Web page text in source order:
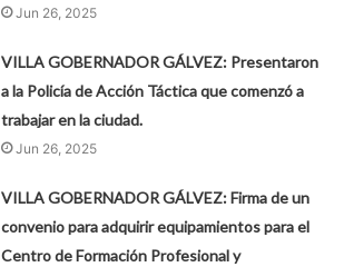
Jun 26, 2025
VILLA GOBERNADOR GÁLVEZ: Presentaron
a la Policía de Acción Táctica que comenzó a
trabajar en la ciudad.
Jun 26, 2025
VILLA GOBERNADOR GÁLVEZ: Firma de un
convenio para adquirir equipamientos para el
Centro de Formación Profesional y